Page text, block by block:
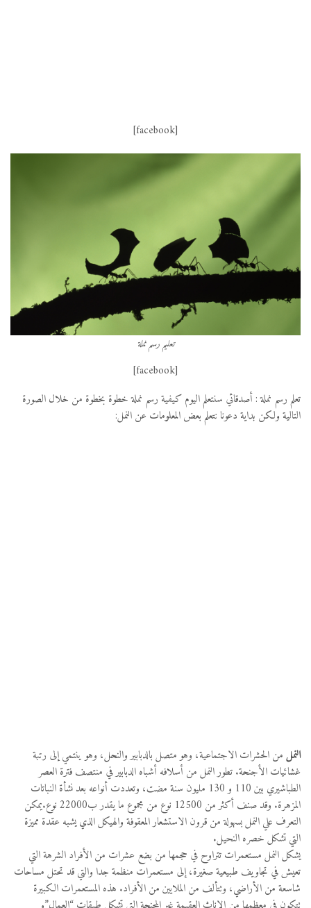
[facebook]
تعليم رسم نملة
[facebook]
تعلم رسم نملة : أصدقائي سنتعلم اليوم كيفية رسم نملة خطوة بخطوة من خلال الصورة
التالية ولكن بداية دعونا نتعلم بعض المعلومات عن النمل:
النملمن الحشرات الاجتماعية، وهو متصل بالدبابير والنحل، وهو ينتمي إلى رتبة
غشائيات الأجنحة. تطور النمل من أسلافه أشباه الدبابير في منتصف فترة العصر
الطباشيري بين 110 و 130 مليون سنة مضت، وتعددت أنواعه بعد نشأة النباتات
المزهرة. وقد صنف أكثر من 12500 نوع من مجموع ما يقدر ب22000 نوع.يمكن
التعرف علي النمل بسهولة من قرون الاستشعار المعقوفة والهيكل الذي يشبه عقدة مميزة
التي تشكل خصره النحيل.
يشكل النمل مستعمرات تتراوح في حجمها من بضع عشرات من الأفراد الشرهة التي
تعيش في تجاويف طبيعية صغيرة، إلى مستعمرات منظمة جدا والتي قد تحتل مساحات
شاسعة من الأراضي، وتتألف من الملايين من الأفراد. هذه المستعمرات الكبيرة